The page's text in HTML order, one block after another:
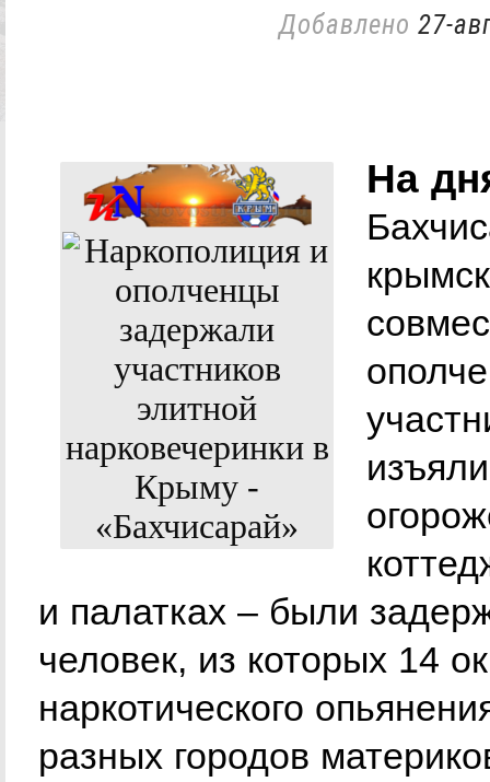
Добавлено 27-
На
и палатках – были
человек, из которых 14
наркотического
разных городов